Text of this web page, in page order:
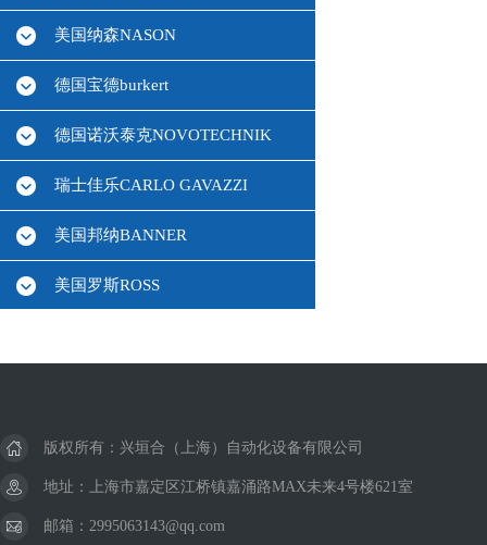
美国纳森NASON
德国宝德burkert
德国诺沃泰克NOVOTECHNIK
瑞士佳乐CARLO GAVAZZI
美国邦纳BANNER
美国罗斯ROSS
德国西克SICK
美国杜博林DEUBLIN
版权所有：兴垣合（上海）自动化设备有限公司
地址：上海市嘉定区江桥镇嘉涌路MAX未来4号楼621室
邮箱：2995063143@qq.com